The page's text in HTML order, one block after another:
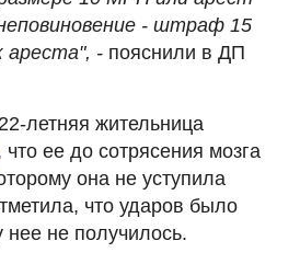
- штраф 15
ареста", - пояснили в ДП
летняя жительница
что ее до сотрясения мозга
она не уступила
что ударов было
нее не получилось.